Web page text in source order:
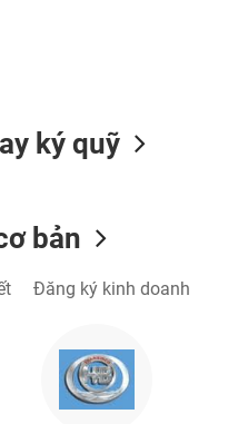
ký quỹ
bản
Đăng ký kinh doanh